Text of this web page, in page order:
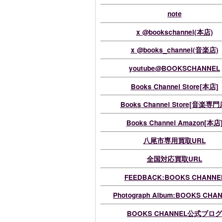
note
x @bookschannel(本店)
x @books_channel(音楽店)
youtube@BOOKSCHANNEL
Books Channel Store[本店]
Books Channel Store[音楽専門
Books Channel Amazon[本店]
八尾市専用買取URL
全国対応買取URL
FEEDBACK:BOOKS
Photograph Album:BOOKS
BOOKS CHANNEL公式ブログ